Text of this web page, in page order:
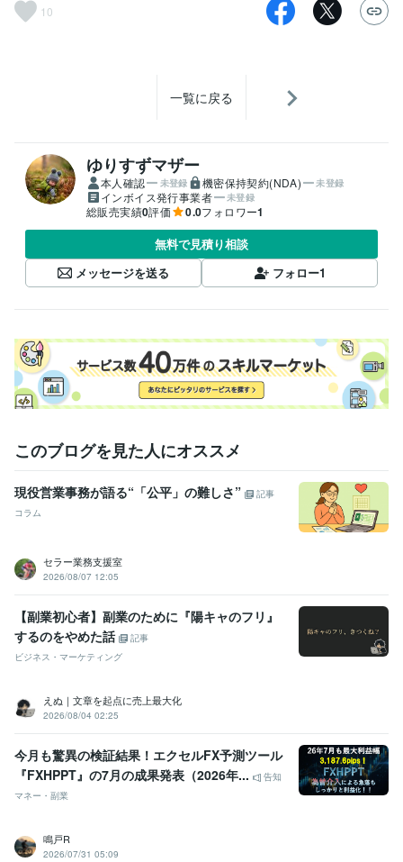
10
一覧に戻る
ゆりすずマザー
本人確認 未登録 機密保持契約(NDA) 未登録
インボイス発行事業者 未登録
総販売実績0評価 0.0フォロワー1
無料で見積り相談
メッセージを送る
フォロー1
このブログを見た人にオススメ
現役営業事務が語る“「公平」の難しさ”
記事
コラム
セラー業務支援室
2026/08/07 12:05
【副業初心者】副業のために『陽キャのフリ』
するのをやめた話
記事
ビジネス・マーケティング
えぬ｜文章を起点に売上最大化
2026/08/04 02:25
今月も驚異の検証結果！エクセルFX予測ツール
『FXHPPT』の7月の成果発表（2026年...
告知
マネー・副業
鳴戸R
2026/07/31 05:09